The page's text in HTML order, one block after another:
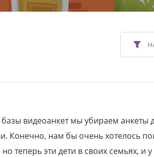
видеоанкет мы убираем анкеты
Конечно, нам бы очень хотелось
теперь эти дети в своих семьях, и